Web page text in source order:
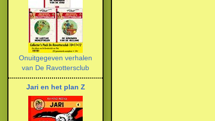
Onuitgegeven verhalen
van De Ravottersclub
Jari en het plan Z